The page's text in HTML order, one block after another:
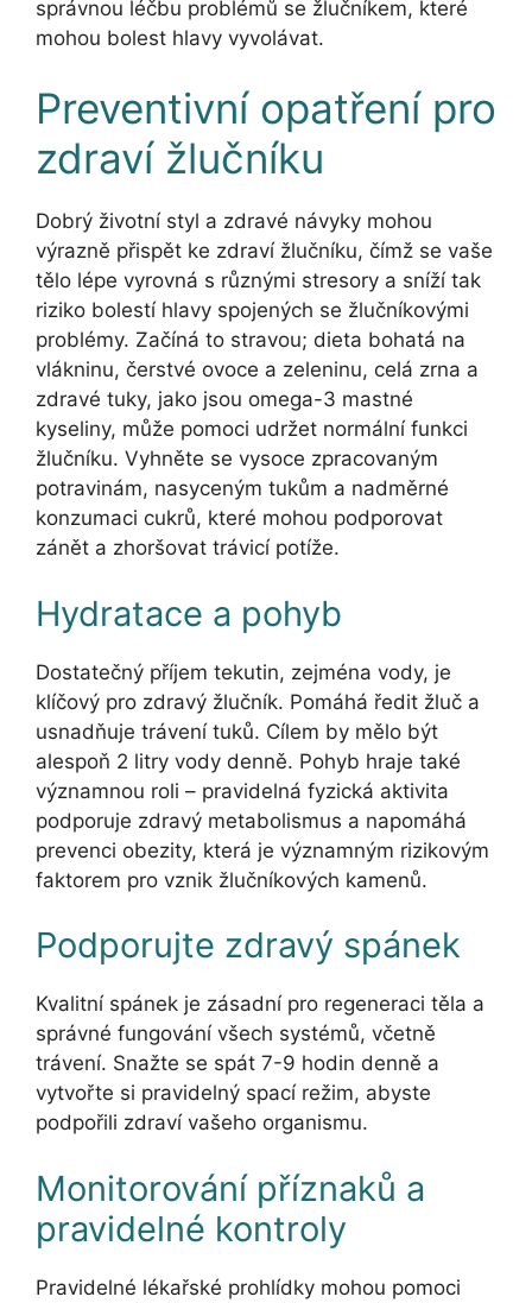
správnou léčbu problémů se žlučníkem, které
mohou bolest hlavy vyvolávat.
Preventivní opatření pro
zdraví žlučníku
Dobrý životní styl a zdravé návyky mohou
výrazně přispět ke zdraví žlučníku, čímž se vaše
tělo lépe vyrovná s různými stresory a sníží tak
riziko bolestí hlavy spojených se žlučníkovými
problémy. Začíná to stravou; dieta bohatá na
vlákninu, čerstvé ovoce a zeleninu, celá zrna a
zdravé tuky, jako jsou omega-3 mastné
kyseliny, může pomoci udržet normální funkci
žlučníku. Vyhněte se vysoce zpracovaným
potravinám, nasyceným tukům a nadměrné
konzumaci cukrů, které mohou podporovat
zánět a zhoršovat trávicí potíže.
Hydratace a pohyb
Dostatečný příjem tekutin, zejména vody, je
klíčový pro zdravý žlučník. Pomáhá ředit žluč a
usnadňuje trávení tuků. Cílem by mělo být
alespoň 2 litry vody denně. Pohyb hraje také
významnou roli – pravidelná fyzická aktivita
podporuje zdravý metabolismus a napomáhá
prevenci obezity, která je významným rizikovým
faktorem pro vznik žlučníkových kamenů.
Podporujte zdravý spánek
Kvalitní spánek je zásadní pro regeneraci těla a
správné fungování všech systémů, včetně
trávení. Snažte se spát 7-9 hodin denně a
vytvořte si pravidelný spací režim, abyste
podpořili zdraví vašeho organismu.
Monitorování příznaků a
pravidelné kontroly
Pravidelné lékařské prohlídky mohou pomoci